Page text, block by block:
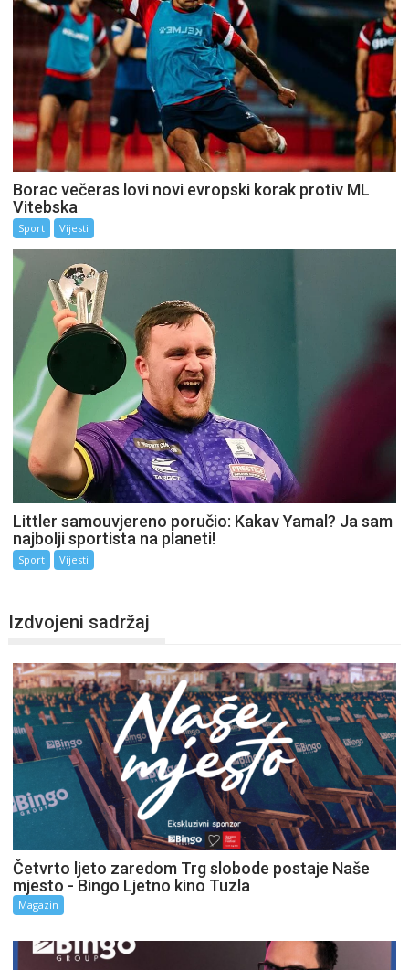
Borac večeras lovi novi evropski korak protiv ML
Vitebska
Sport Vijesti
Littler samouvjereno poručio: Kakav Yamal? Ja sam
najbolji sportista na planeti!
Sport Vijesti
Izdvojeni sadržaj
Četvrto ljeto zaredom Trg slobode postaje Naše
mjesto - Bingo Ljetno kino Tuzla
Magazin